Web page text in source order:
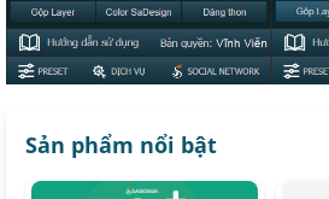
Sản phẩm nổi bật